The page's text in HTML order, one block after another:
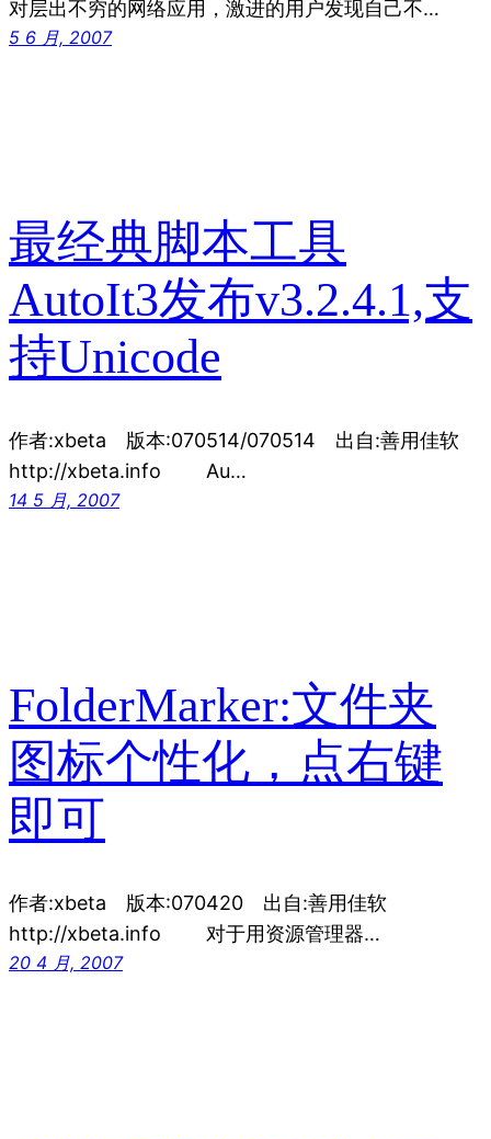
对层出不穷的网络应用，激进的用户发现自己不…
5 6 月, 2007
最经典脚本工具
AutoIt3发布v3.2.4.1,支
持Unicode
作者:xbeta 版本:070514/070514 出自:善用佳软
http://xbeta.info Au…
14 5 月, 2007
FolderMarker:文件夹
图标个性化，点右键
即可
作者:xbeta 版本:070420 出自:善用佳软
http://xbeta.info 对于用资源管理器…
20 4 月, 2007